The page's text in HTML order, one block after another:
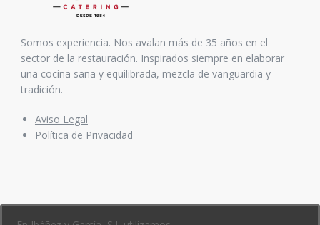
Somos experiencia. Nos avalan más de 35 años en el
sector de la restauración. Inspirados siempre en elaborar
una cocina sana y equilibrada, mezcla de vanguardia y
tradición.
Aviso Legal
Política de Privacidad